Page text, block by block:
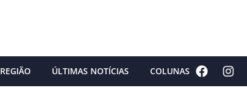
REGIÃO ÚLTIMAS NOTÍCIAS COLUNAS